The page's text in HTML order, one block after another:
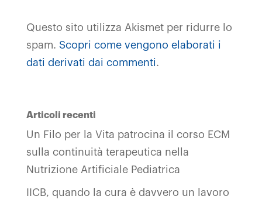
Questo sito utilizza Akismet per ridurre lo
spam. Scopri come vengono elaborati i
dati derivati dai commenti.
Articoli recenti
Un Filo per la Vita patrocina il corso ECM
sulla continuità terapeutica nella
Nutrizione Artificiale Pediatrica
IICB, quando la cura è davvero un lavoro